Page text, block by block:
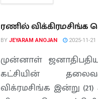
ரணில்
BY JEYARAM ANOJAN 2025-11-21
முன்னாள்
கட்சியின்
விக்ரமசிங்க இன்று